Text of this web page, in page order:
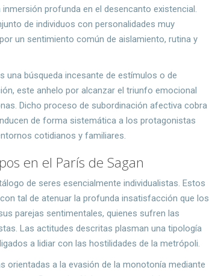
profunda en el desencanto existencial.
de individuos con personalidades muy
un sentimiento común de aislamiento, rutina y
una búsqueda incesante de estímulos o de
este anhelo por alcanzar el triunfo emocional
Dicho proceso de subordinación afectiva cobra
de forma sistemática a los protagonistas
cotidianos y familiares.
en el París de Sagan
de seres esencialmente individualistas. Estos
tal de atenuar la profunda insatisfacción que los
parejas sentimentales, quienes sufren las
Las actitudes descritas plasman una tipología
a lidiar con las hostilidades de la metrópoli.
orientadas a la evasión de la monotonía mediante